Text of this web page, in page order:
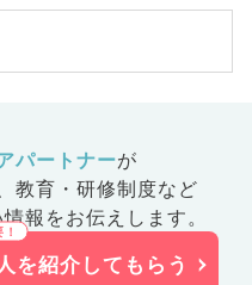
パートナーが
教育・研修制度など
報をお伝えします。
を紹介してもらう